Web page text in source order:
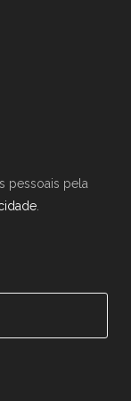
pessoais pela
.